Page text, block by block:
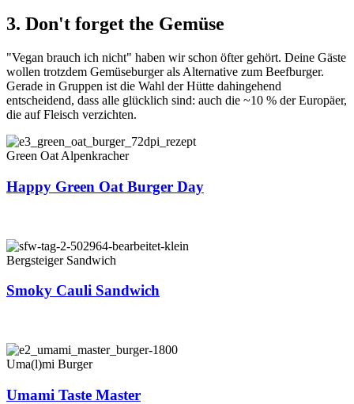
3. Don't forget the Gemüse
"Vegan brauch ich nicht" haben wir schon öfter gehört. Deine Gäste
wollen trotzdem Gemüseburger als Alternative zum Beefburger.
Gerade in Gruppen ist die Wahl der Hütte dahingehend
entscheidend, dass alle glücklich sind: auch die ~10 % der Europäer,
die auf Fleisch verzichten.
Green Oat Alpenkracher
Happy Green Oat Burger Day
Bergsteiger Sandwich
Smoky Cauli Sandwich
Uma(l)mi Burger
Umami Taste Master